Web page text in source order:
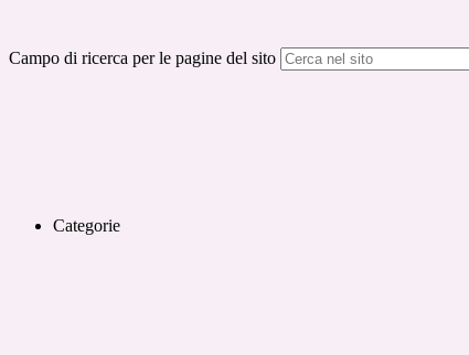
Campo di ricerca per le pagine del sito
Categorie